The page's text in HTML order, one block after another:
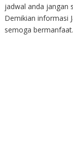
jadwal anda jangan
Demikian informasi
semoga bermanfaat.